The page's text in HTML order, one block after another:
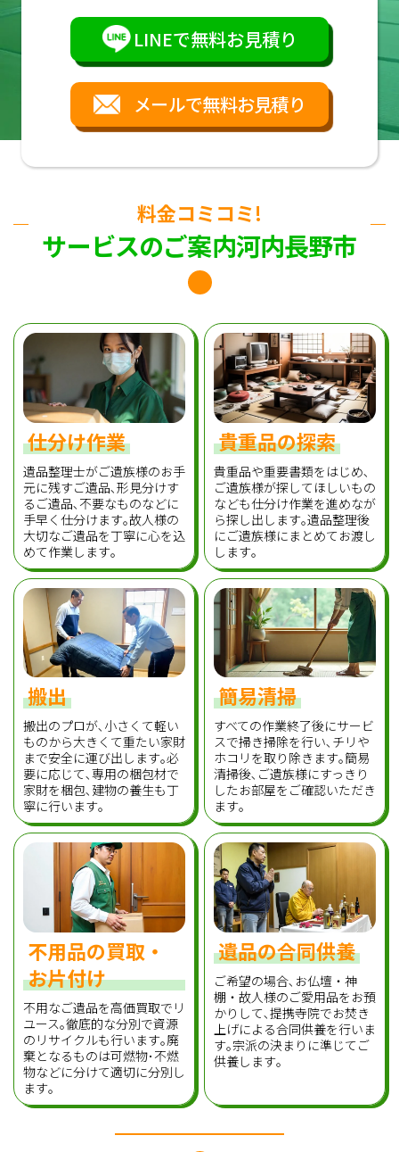
LINEで無料お見積り
メールで無料お見積り
料金コミコミ!
サービスのご案内河内長野市
仕分け作業
遺品整理士がご遺族様のお手
元に残すご遺品､形見分けす
るご遺品､不要なものなどに
手早く仕分けます｡故人様の
大切なご遺品を丁寧に心を込
めて作業します｡
貴重品の探索
貴重品や重要書類をはじめ､
ご遺族様が探してほしいもの
なども仕分け作業を進めなが
ら探し出します｡遺品整理後
にご遺族様にまとめてお渡し
します｡
搬出
搬出のプロが､小さくて軽い
ものから大きくて重たい家財
まで安全に運び出します｡必
要に応じて､専用の梱包材で
家財を梱包､建物の養生も丁
寧に行います｡
簡易清掃
すべての作業終了後にサービ
スで掃き掃除を行い､チリや
ホコリを取り除きます｡簡易
清掃後､ご遺族様にすっきり
したお部屋をご確認いただき
ます｡
不用品の買取・
お片付け
不用なご遺品を高価買取でリ
ユース｡徹底的な分別で資源
のリサイクルも行います｡廃
棄となるものは可燃物･不燃
物などに分けて適切に分別し
ます｡
遺品の合同供養
ご希望の場合､お仏壇・神
棚・故人様のご愛用品をお預
かりして､提携寺院でお焚き
上げによる合同供養を行いま
す｡宗派の決まりに準じてご
供養します｡